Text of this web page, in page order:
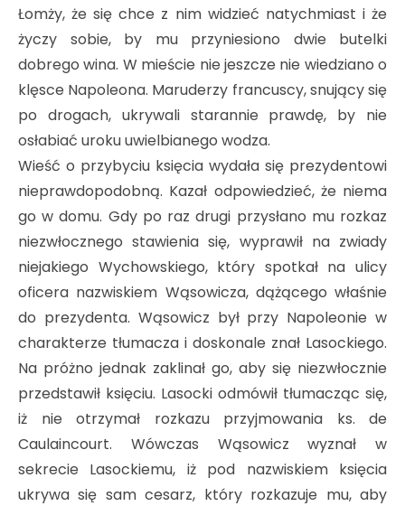
Łomży, że się chce z nim widzieć natychmiast i że
życzy sobie, by mu przyniesiono dwie butelki
dobrego wina. W mieście nie jeszcze nie wiedziano o
klęsce Napoleona. Maruderzy francuscy, snujący się
po drogach, ukrywali starannie prawdę, by nie
osłabiać uroku uwielbianego wodza.
Wieść o przybyciu księcia wydała się prezydentowi
nieprawdopodobną. Kazał odpowiedzieć, że niema
go w domu. Gdy po raz drugi przysłano mu rozkaz
niezwłocznego stawienia się, wyprawił na zwiady
niejakiego Wychowskiego, który spotkał na ulicy
oficera nazwiskiem Wąsowicza, dążącego właśnie
do prezydenta. Wąsowicz był przy Napoleonie w
charakterze tłumacza i doskonale znał Lasockiego.
Na próżno jednak zaklinał go, aby się niezwłocznie
przedstawił księciu. Lasocki odmówił tłumacząc się,
iż nie otrzymał rozkazu przyjmowania ks. de
Caulaincourt. Wówczas Wąsowicz wyznał w
sekrecie Lasockiemu, iż pod nazwiskiem księcia
ukrywa się sam cesarz, który rozkazuje mu, aby